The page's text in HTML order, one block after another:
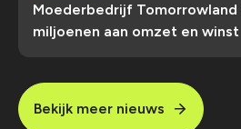
Moederbedrijf
miljoenen aan omzet en winst
Bekijk meer nieuws